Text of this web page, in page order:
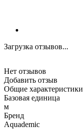
Загрузка отзывов...
Нет отзывов
Добавить отзыв
Общие характеристики
Базовая единица
м
Бренд
Aquademic